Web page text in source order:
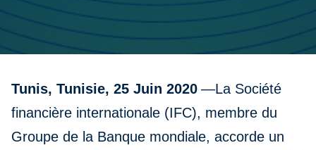
Tunis, Tunisie, 25 Juin 2020 —La Société
financière internationale (IFC), membre du
Groupe de la Banque mondiale, accorde un